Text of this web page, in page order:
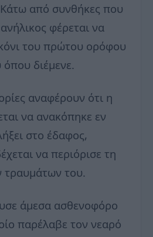
από συνθήκες που
φέρεται να
του πρώτου ορόφου
διέμενε.
αναφέρουν ότι η
να ανακόπηκε εν
στο έδαφος,
να περιόρισε τη
του.
άμεσα ασθενοφόρο
παρέλαβε τον νεαρό